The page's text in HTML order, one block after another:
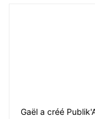
Gaël a créé